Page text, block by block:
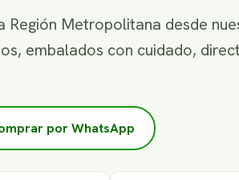
Región Metropolitana desde
embalados con cuidado,
por WhatsApp